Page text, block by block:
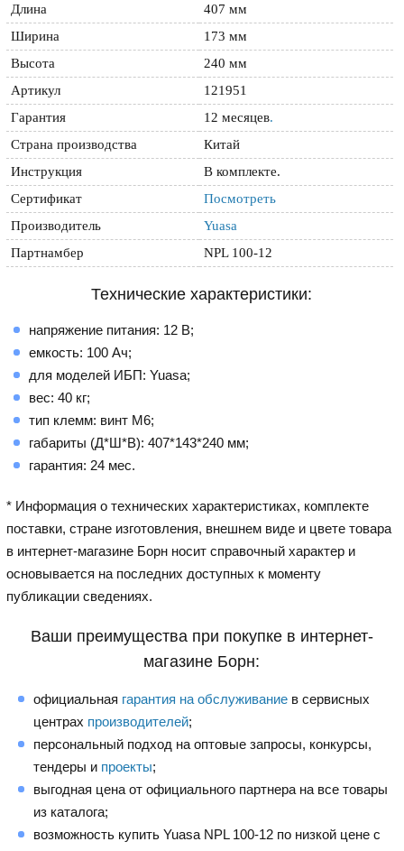
Длина
407 мм
Ширина
173 мм
Высота
240 мм
Артикул
121951
Гарантия
12 месяцев.
Страна производства
Китай
Инструкция
В комплекте.
Сертификат
Посмотреть
Производитель
Yuasa
Партнамбер
NPL 100-12
Технические характеристики:
напряжение питания: 12 В;
емкость: 100 Ач;
для моделей ИБП: Yuasa;
вес: 40 кг;
тип клемм: винт М6;
габариты (Д*Ш*В): 407*143*240 мм;
гарантия: 24 мес.
* Информация о технических характеристиках, комплекте
поставки, стране изготовления, внешнем виде и цвете товара
в интернет-магазине Борн носит справочный характер и
основывается на последних доступных к моменту
публикации сведениях.
Ваши преимущества при покупке в интернет-
магазине Борн:
официальная гарантия на обслуживание в сервисных
центрах производителей;
персональный подход на оптовые запросы, конкурсы,
тендеры и проекты;
выгодная цена от официального партнера на все товары
из каталога;
возможность купить Yuasa NPL 100-12 по низкой цене с